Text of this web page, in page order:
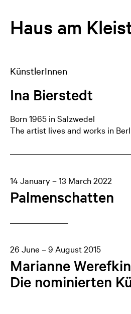
Haus am
KünstlerInnen
Ina Bierstedt
Born 1965 in Salzwedel
The artist lives and works in
14 January – 13 March 2022
Palmenschatten
26 June – 9 August 2015
Marianne
Die nominierten